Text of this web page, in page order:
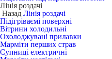
Лінія роздачі
Назад Лінія роздачі
Підігріваємі поверхні
Вітрини холодильні
Охолоджувані прилавки
Марміти перших страв
Супниці електричні